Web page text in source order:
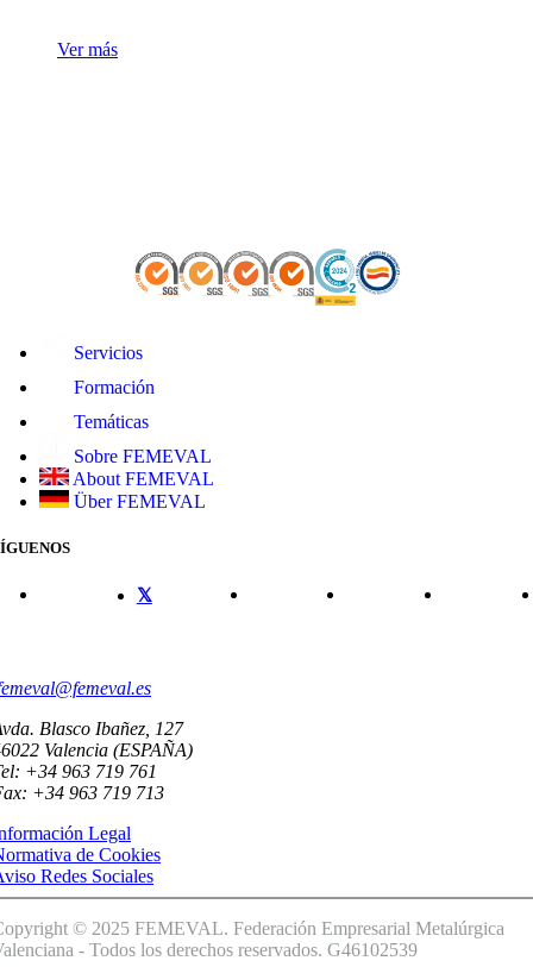
Ver más
Servicios
Formación
Temáticas
Sobre FEMEVAL
About FEMEVAL
Über FEMEVAL
Blasco Ibañez, 127
Valencia (ESPAÑA)
+34 963 719 761
+34 963 719 713
Legal
de Cookies
Redes Sociales
© 2025 FEMEVAL. Federación Empresarial Metalúrgica
- Todos los derechos reservados. G46102539